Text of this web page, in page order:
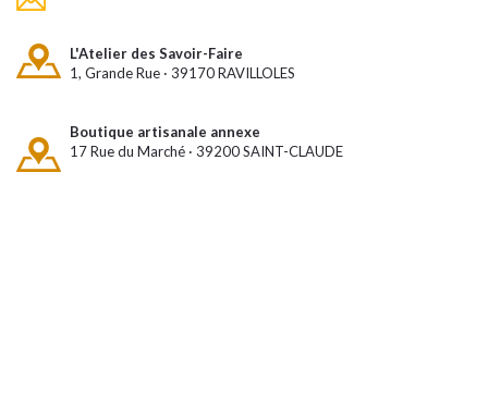
L'Atelier des Savoir-Faire
1, Grande Rue · 39170 RAVILLOLES
Boutique artisanale annexe
17 Rue du Marché · 39200 SAINT-CLAUDE